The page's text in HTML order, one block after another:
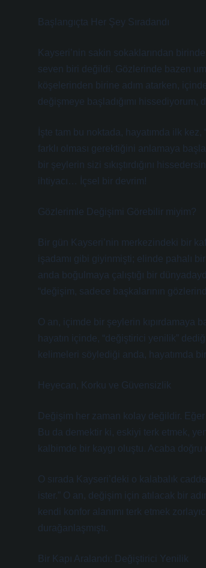
Başlangıçta Her Şey Sıradandı
Kayseri’nin sakin sokaklarından
seven biri değildi. Gözlerinde bazen
köşelerinden birine adım atarken,
değişmeye başladığımı
İşte tam bu noktada, hayatımda ilk
farklı olması gerektiğini anlamaya
bir şeylerin sizi sıkıştırdığını
ihtiyacı… İçsel bir devrim!
Gözlerimle Değişimi Görebilir miyim?
Bir gün Kayseri’nin merkezindeki bir
işadamı gibi giyinmişti; elinde pahalı
anda boğulmaya çalıştığı bir
“değişim, sadece başkalarının
O an, içimde bir şeylerin kıpırdamaya
hayatın içinde, “değiştirici yenilik”
kelimeleri söylediği anda, hayatımda
Heyecan, Korku ve Güvensizlik
Değişim her zaman kolay değildir. Eğer
Bu da demektir ki, eskiyi terk etmek,
kalbimde bir kaygı oluştu. Acaba
O sırada Kayseri’deki o kalabalık
ister.” O an, değişim için atılacak bir
kendi konfor alanımı terk etmek
durağanlaşmıştı.
Bir Kapı Aralandı: Değiştirici Yenilik